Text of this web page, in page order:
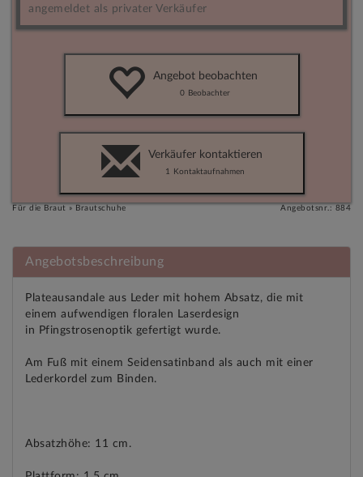
angemeldet als privater Verkäufer
Angebot beobachten
0 Beobachter
Verkäufer kontaktieren
1 Kontaktaufnahmen
Für die Braut » Brautschuhe Angebotsnr.: 884
Angebotsbeschreibung
Plateausandale aus Leder mit hohem Absatz, die mit
einem aufwendigen floralen Laserdesign
in Pfingstrosenoptik gefertigt wurde.
Am Fuß mit einem Seidensatinband als auch mit einer
Lederkordel zum Binden.
Absatzhöhe: 11 cm.